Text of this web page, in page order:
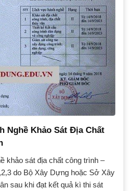
Nghề Khảo Sát Địa Chất
khảo sát địa chất công trình –
do Bộ Xây Dựng hoặc Sở Xây
sau khi đạt kết quả kì thi sát